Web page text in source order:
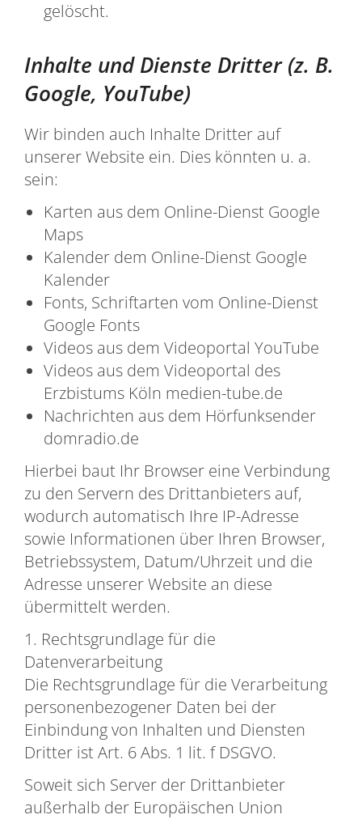
gelöscht.
Inhalte und Dienste Dritter (z. B.
Google, YouTube)
Wir binden auch Inhalte Dritter auf
unserer Website ein. Dies könnten u. a.
sein:
Karten aus dem Online-Dienst Google
Maps
Kalender dem Online-Dienst Google
Kalender
Fonts, Schriftarten vom Online-Dienst
Google Fonts
Videos aus dem Videoportal YouTube
Videos aus dem Videoportal des
Erzbistums Köln medien-tube.de
Nachrichten aus dem Hörfunksender
domradio.de
Hierbei baut Ihr Browser eine Verbindung
zu den Servern des Drittanbieters auf,
wodurch automatisch Ihre IP-Adresse
sowie Informationen über Ihren Browser,
Betriebssystem, Datum/Uhrzeit und die
Adresse unserer Website an diese
übermittelt werden.
1. Rechtsgrundlage für die
Datenverarbeitung
Die Rechtsgrundlage für die Verarbeitung
personenbezogener Daten bei der
Einbindung von Inhalten und Diensten
Dritter ist Art. 6 Abs. 1 lit. f DSGVO.
Soweit sich Server der Drittanbieter
außerhalb der Europäischen Union